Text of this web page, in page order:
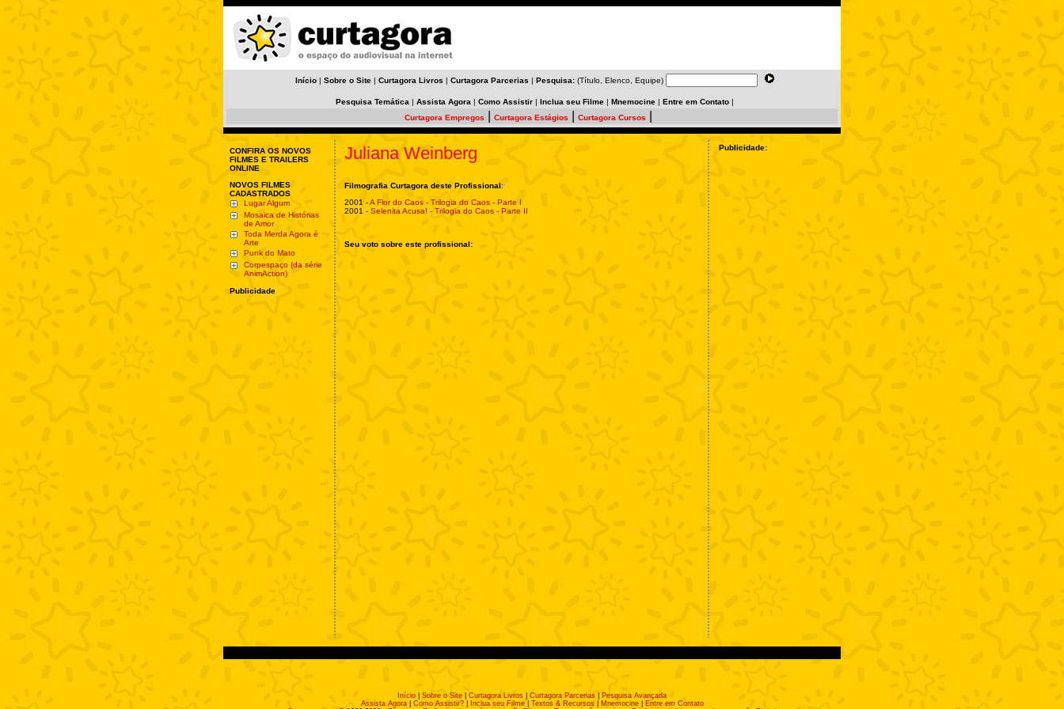
Início | Sobre o Site | Curtagora Livros | Curtagora Parcerias | Pesquisa: (Título, Elenco, Equipe)
Pesquisa Temática | Assista Agora | Como Assistir | Inclua seu Filme | Mnemocine | Entre em Contato |
Curtagora Empregos
Curtagora Estágios Curtagora Cursos
CONFIRA OS NOVOS
FILMES E TRAILERS
ONLINE
NOVOS FILMES
CADASTRADOS
Lugar Algum
Mosaica de Histórias
de Amor
Toda Merda Agora é
Arte
Punk do Mato
Corpespaço (da série
AnimAction)
Publicidade
Juliana Weinberg
Filmografia Curtagora deste Profissional:
2001 -A Flor do Caos - Trilogia do Caos - Parte I
2001 - Selenita Acusa! - Trilogia do Caos - Parte II
Seu voto sobre este profissional:
Publicidade:
Início Sobre o Site Curtagora Livros Curtagora Parcerias
Pesquisa Avançada
Assista Agora| Como Assistir?| Inclua seu Filme| Textos & Recursos Mnemocine|
Entre em Contato